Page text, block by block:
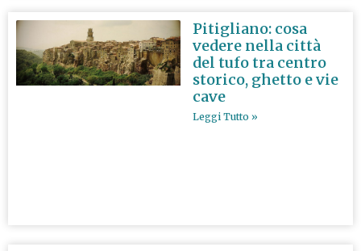
Pitigliano: cosa
vedere nella città
del tufo tra centro
storico, ghetto e vie
cave
Leggi Tutto »